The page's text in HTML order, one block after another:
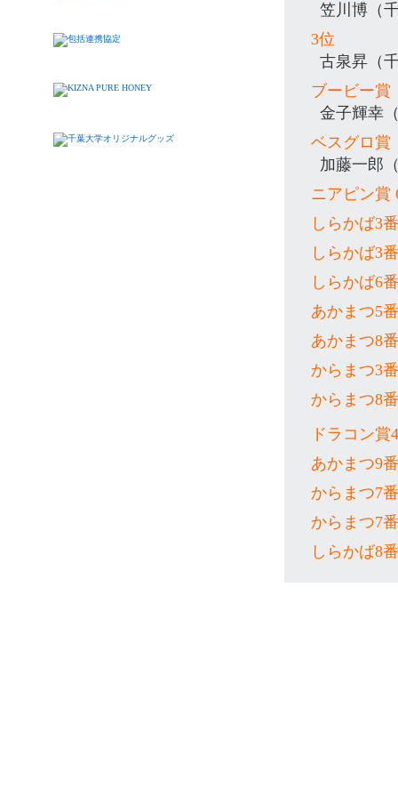
笠川博（
3位
古泉昇（
ブービー賞
金子輝幸
ベスグロ賞
加藤一郎
ニアピン賞
しらかば3
しらかば3
しらかば6
あかまつ5
あかまつ8
からまつ3
からまつ8
ドラコン賞
あかまつ9
からまつ7
からまつ7
しらかば8